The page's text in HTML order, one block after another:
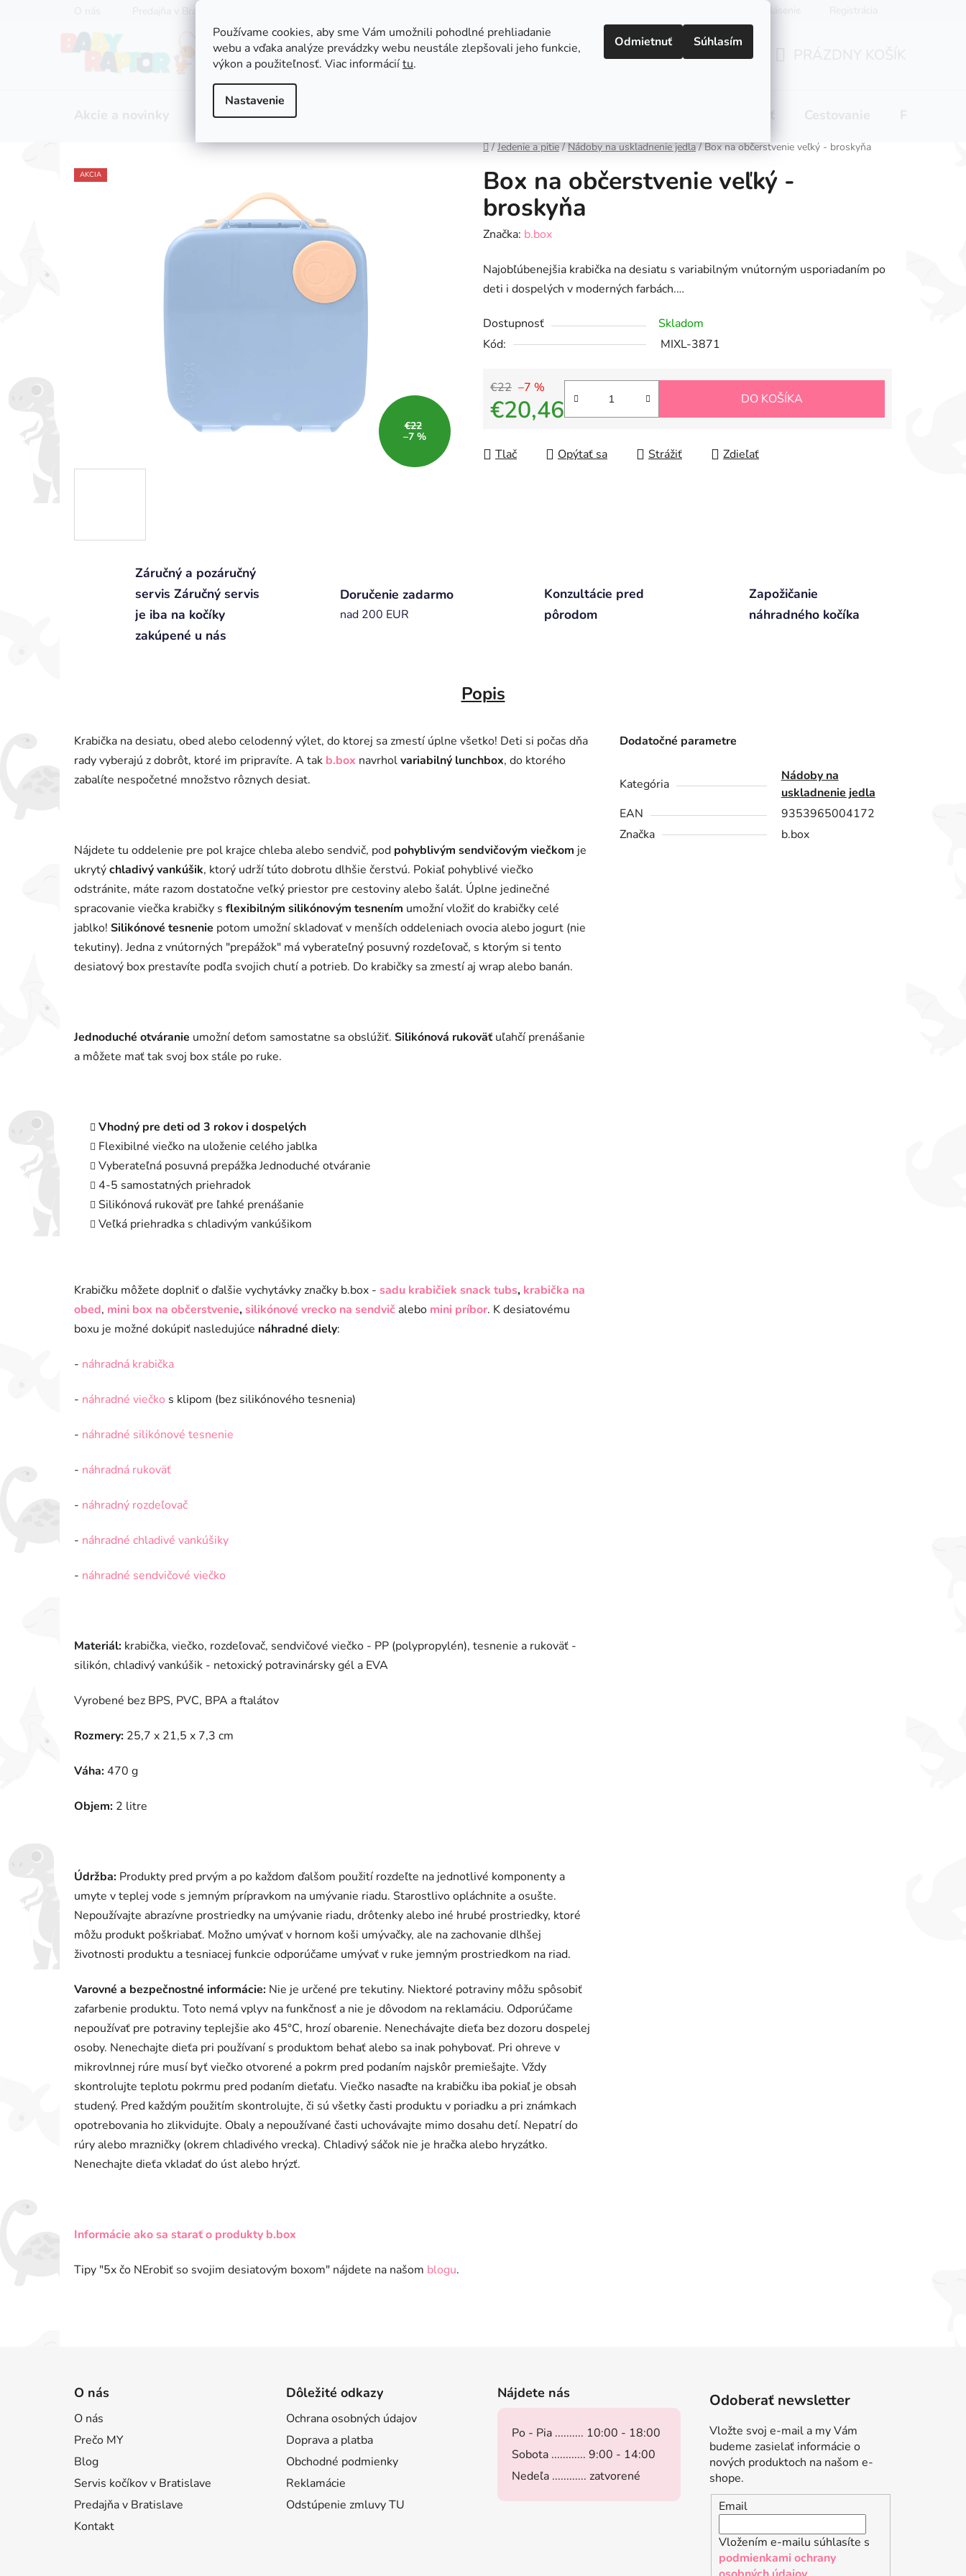
Používame cookies, aby sme Vám umožnili pohodlné prehliadanie
webu a vďaka analýze prevádzky webu neustále zlepšovali jeho funkcie,
výkon a použiteľnosť. Viac informáciítu.
Nastavenie
Odmietnuť Súhlasím
Predajňa v Bratislave Prihlásenie
Zľavy Kočíky
Domov
/ Jedenie a pitie / Nádoby na uskladnenie jedla / Box na občerstvenie veľký - broskyňa
Box na občerstvenie veľký -
broskyňa
Značka: b.box
Najobľúbenejšia krabička na desiatu s variabilným vnútorným usporiadaním po
deti i dospelých v moderných farbách.…
Dostupnosť
Skladom
Kód:
MIXL-3871
€22 –7 %
€20,46 DO KOŠÍKA
Tlač Opýtať sa Strážiť Zdieľať
AKCIA
€22
–7 %
Záručný a pozáručný
servis Záručný servis
je iba na kočíky
zakúpené u nás
Doručenie zadarmo
nad 200 EUR
Konzultácie pred
pôrodom
Zapožičanie
náhradného kočíka
Popis
Krabička na desiatu, obed alebo celodenný výlet, do ktorej sa zmestí úplne všetko! Deti si počas dňa
rady vyberajú z dobrôt, ktoré im pripravíte. A tak b.box navrholvariabilný lunchbox, do ktorého
zabalíte nespočetné množstvo rôznych desiat.
Nájdete tu oddelenie pre pol krajce chleba alebo sendvič, pod pohyblivým sendvičovým viečkom je
ukrytýchladivý vankúšik, ktorý udrží túto dobrotu dlhšie čerstvú. Pokiaľ pohyblivé viečko
odstránite, máte razom dostatočne veľký priestor pre cestoviny alebo šalát. Úplne jedinečné
spracovanie viečka krabičky s flexibilným silikónovým tesnením umožní vložiť do krabičky celé
jablko! Silikónové tesnenie potom umožní skladovať v menších oddeleniach ovocia alebo jogurt (nie
tekutiny). Jedna z vnútorných "prepážok" má vyberateľný posuvný rozdeľovač, s ktorým si tento
desiatový box prestavíte podľa svojich chutí a potrieb. Do krabičky sa zmestí aj wrap alebo banán.
Jednoduché otváranie umožní deťom samostatne sa obslúžiť. Silikónová rukoväťuľahčí prenášanie
a môžete mať tak svoj box stále po ruke.
Vhodný pre deti od 3 rokovi dospelých
Flexibilné viečko na uloženie celého jablka
Vyberateľná posuvná prepážka Jednoduché otváranie
4-5 samostatných priehradok
Silikónová rukoväť pre ľahké prenášanie
Veľká priehradka s chladivým vankúšikom
Krabičku môžete doplniť o ďalšie vychytávky značky b.box - sadu krabičiek snack tubs, krabička na
obed, mini box na občerstvenie,silikónové vrecko na sendvič alebo mini príbor. K desiatovému
boxu je možné dokúpiť nasledujúce náhradné diely:
- náhradná krabička
- náhradné viečko s klipom (bez silikónového tesnenia)
- náhradné silikónové tesnenie
- náhradná rukoväť
- náhradný rozdeľovač
- náhradné chladivé vankúšiky
- náhradné sendvičové viečko
Materiál: krabička, viečko, rozdeľovač, sendvičové viečko - PP (polypropylén), tesnenie a rukoväť -
silikón, chladivý vankúšik - netoxický potravinársky gél a EVA
Vyrobené bez BPS, PVC, BPA a ftalátov
Rozmery: 25,7 x 21,5 x 7,3 cm
Váha: 470 g
Objem: 2 litre
Údržba: Produkty pred prvým a po každom ďalšom použití rozdeľte na jednotlivé komponenty a
umyte v teplej vode s jemným prípravkom na umývanie riadu. Starostlivo opláchnite a osušte.
Nepoužívajte abrazívne prostriedky na umývanie riadu, drôtenky alebo iné hrubé prostriedky, ktoré
môžu produkt poškriabať. Možno umývať v hornom koši umývačky, ale na zachovanie dlhšej
životnosti produktu a tesniacej funkcie odporúčame umývať v ruke jemným prostriedkom na riad.
Varovné a bezpečnostné informácie: Nie je určené pre tekutiny. Niektoré potraviny môžu spôsobiť
zafarbenie produktu. Toto nemá vplyv na funkčnosť a nie je dôvodom na reklamáciu. Odporúčame
nepoužívať pre potraviny teplejšie ako 45°C, hrozí obarenie. Nenechávajte dieťa bez dozoru dospelej
osoby. Nenechajte dieťa pri používaní s produktom behať alebo sa inak pohybovať. Pri ohreve v
mikrovlnnej rúre musí byť viečko otvorené a pokrm pred podaním najskôr premiešajte. Vždy
skontrolujte teplotu pokrmu pred podaním dieťaťu. Viečko nasaďte na krabičku iba pokiaľ je obsah
studený. Pred každým použitím skontrolujte, či sú všetky časti produktu v poriadku a pri známkach
opotrebovania ho zlikvidujte. Obaly a nepoužívané časti uchovávajte mimo dosahu detí. Nepatrí do
rúry alebo mrazničky (okrem chladivého vrecka). Chladivý sáčok nie je hračka alebo hryzátko.
Nenechajte dieťa vkladať do úst alebo hrýzť.
Informácie ako sa starať o produkty b.box
Tipy "5x čo NErobiť so svojim desiatovým boxom" nájdete na našom blogu.
Dodatočné parametre
Kategória
Nádoby na
uskladnenie jedla
EAN
9353965004172
Značka
b.box
O nás
O nás
Prečo MY
Blog
Servis kočíkov v Bratislave
Predajňa v Bratislave
Kontakt
Dôležité odkazy
Ochrana osobných údajov
Doprava a platba
Obchodné podmienky
Reklamácie
Odstúpenie zmluvy TU
Nájdete nás
Po - Pia .......... 10:00 - 18:00
Sobota ............ 9:00 - 14:00
Nedeľa ............ zatvorené
Odoberať newsletter
Vložte svoj e-mail a my Vám
budeme zasielať informácie o
nových produktoch na našom e-
shope.
Email
Vložením e-mailu súhlasíte s
podmienkami ochrany